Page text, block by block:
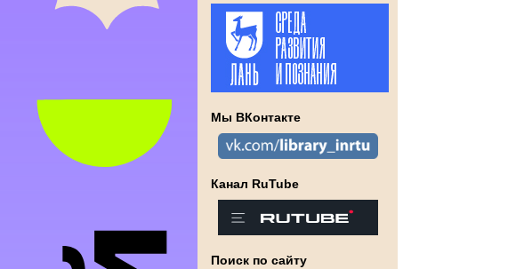
Мы ВКонтакте
Канал RuTube
Поиск по сайту